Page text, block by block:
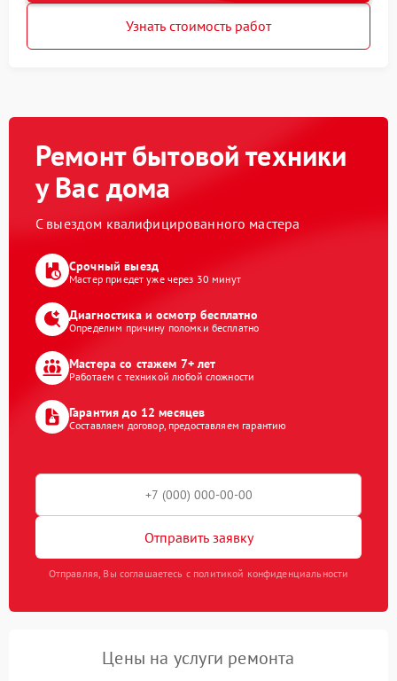
Узнать стоимость работ
Ремонт бытовой техники
у Вас дома
С выездом квалифицированного мастера
Срочный выезд
Мастер приедет уже через 30 минут
Диагностика и осмотр бесплатно
Определим причину поломки бесплатно
Мастера со стажем 7+ лет
Работаем с техникой любой сложности
Гарантия до 12 месяцев
Составляем договор, предоставляем гарантию
Отправить заявку
Отправляя, Вы соглашаетесь с политикой конфиденциальности
Цены на услуги ремонта